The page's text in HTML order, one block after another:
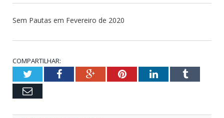
Sem Pautas em Fevereiro de 2020
COMPARTILHAR:
TwitterFacebookGoogle+PinterestLinkedInTumblr
Email